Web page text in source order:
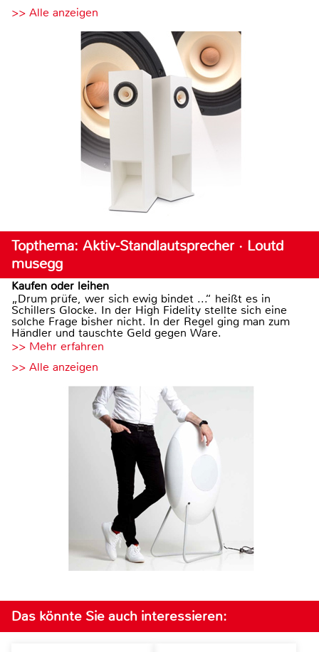
>> Alle anzeigen
Topthema: Aktiv-Standlautsprecher · Loutd
musegg
Kaufen oder leihen
„Drum prüfe, wer sich ewig bindet ...“ heißt es in
Schillers Glocke. In der High Fidelity stellte sich eine
solche Frage bisher nicht. In der Regel ging man zum
Händler und tauschte Geld gegen Ware.
>> Mehr erfahren
>> Alle anzeigen
Das könnte Sie auch interessieren: